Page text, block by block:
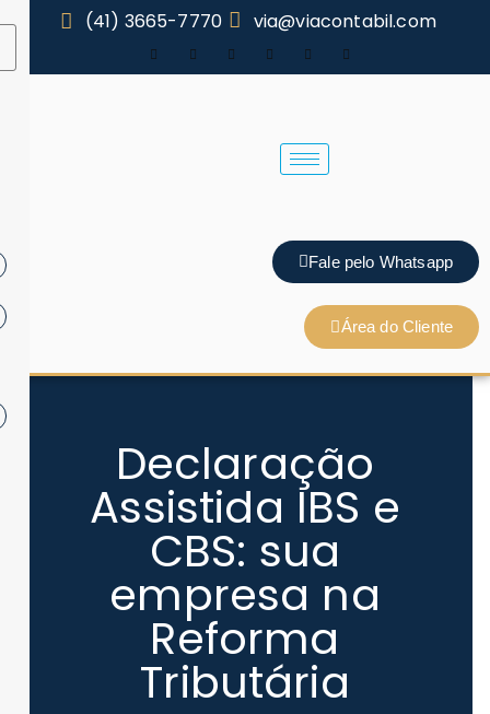
(41) 3665-7770 via@viacontabil.com
Fale pelo Whatsapp
Área do Cliente
Declaração
Assistida IBS e
CBS: sua
empresa na
Reforma
Tributária